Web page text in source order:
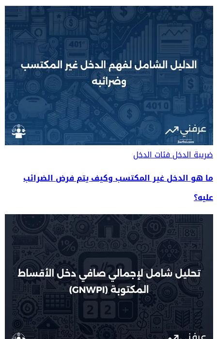
ضريبة الدخلفئات الدخل
ما هو الدخل غير المكتسب وكيف يتم فرض الضرائب
عليه؟